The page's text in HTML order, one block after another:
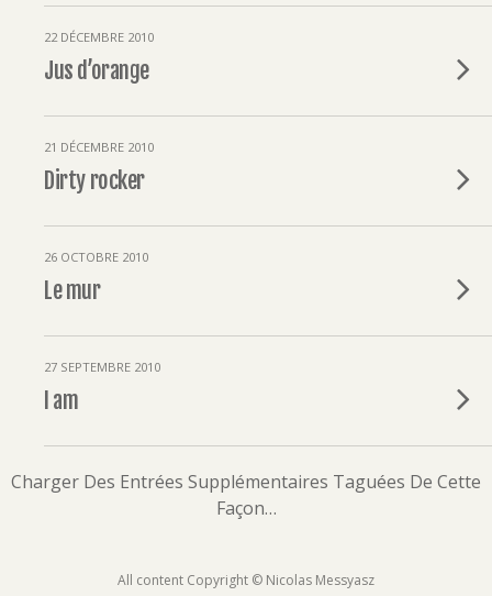
22 DÉCEMBRE 2010
Jus d’orange
21 DÉCEMBRE 2010
Dirty rocker
26 OCTOBRE 2010
Le mur
27 SEPTEMBRE 2010
I am
Charger Des Entrées Supplémentaires Taguées De Cette
Façon…
All content Copyright © Nicolas Messyasz